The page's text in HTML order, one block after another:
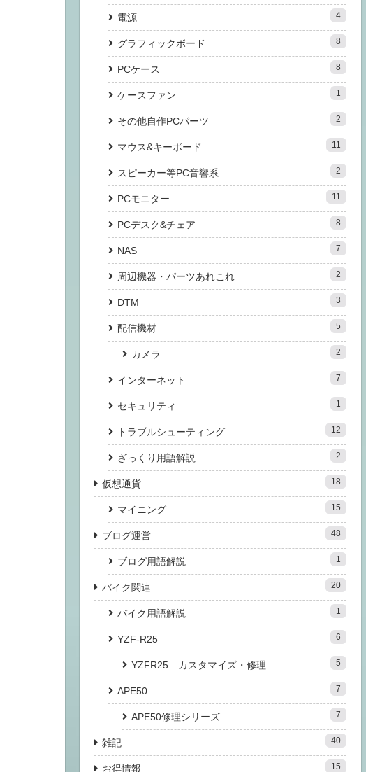
電源 4
グラフィックボード 8
PCケース 8
ケースファン 1
その他自作PCパーツ 2
マウス&キーボード 11
スピーカー等PC音響系 2
PCモニター 11
PCデスク&チェア 8
NAS 7
周辺機器・パーツあれこれ 2
DTM 3
配信機材 5
カメラ 2
インターネット 7
セキュリティ 1
トラブルシューティング 12
ざっくり用語解説 2
仮想通貨 18
マイニング 15
ブログ運営 48
ブログ用語解説 1
バイク関連 20
バイク用語解説 1
YZF-R25 6
YZFR25 カスタマイズ・修理 5
APE50 7
APE50修理シリーズ 7
雑記 40
お得情報 15